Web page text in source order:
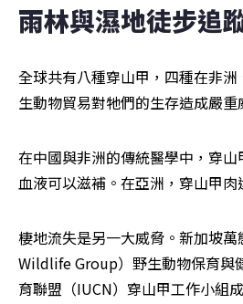
雨林與濕地徒步追
全球共有八種穿山甲，四種在非
生動物貿易對牠們的生存造成嚴重
在中國與非洲的傳統醫學中，穿山
血液可以滋補。在亞洲，穿山甲肉
棲地流失是另一大威脅。新加坡
Wildlife Group）野生動物保育與
育聯盟（IUCN）穿山甲工作小組